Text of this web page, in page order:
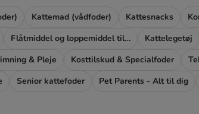
Kattemad (vådfoder) Kattesnacks
Flåtmiddel og loppemiddel til katte Kattelegetøj
& Pleje Kosttilskud & Specialfoder
Senior kattefoder Pet Parents - Alt til dig